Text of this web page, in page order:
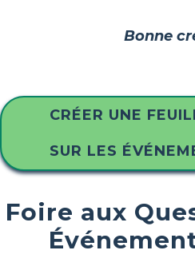
Bonne
CRÉER UNE
SUR LES
Foire aux